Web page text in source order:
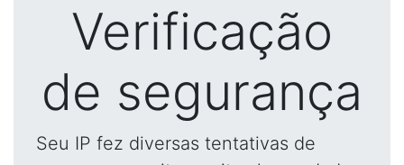
Verificação
de segurança
Seu IP fez diversas tentativas de